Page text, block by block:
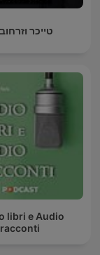
טייכר
libri e Audio
racconti